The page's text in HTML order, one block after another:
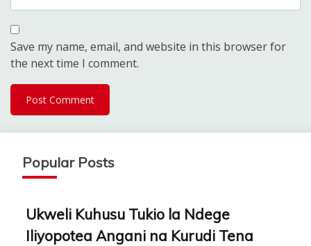
Save my name, email, and website in this browser for
the next time I comment.
Popular Posts
Ukweli Kuhusu Tukio la Ndege
Iliyopotea Angani na Kurudi Tena